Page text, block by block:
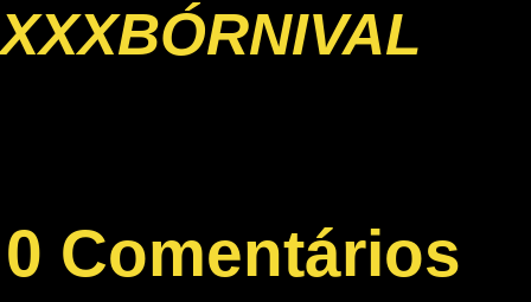
XXXBÓRNIVAL
0 Comentários